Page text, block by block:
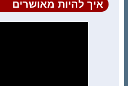
איך להיות מאושרים